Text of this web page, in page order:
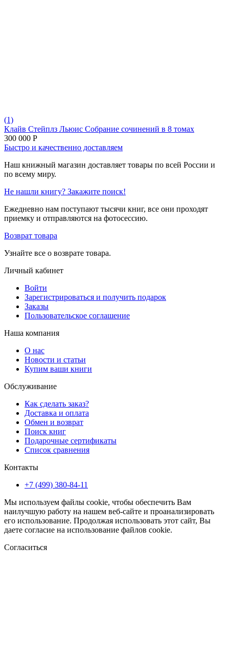
(1)
Клайв Стейплз Льюис Собрание сочинений в 8 томах
300 000 Р
Быстро и качественно доставляем
Наш книжный магазин доставляет товары по всей России и
по всему миру.
Не нашли книгу? Закажите поиск!
Ежедневно нам поступают тысячи книг, все они проходят
приемку и отправляются на фотосессию.
Возврат товара
Узнайте все о возврате товара.
Личный кабинет
Войти
Зарегистрироваться и получить подарок
Заказы
Пользовательское соглашение
Наша компания
О нас
Новости и статьи
Купим ваши книги
Обслуживание
Как сделать заказ?
Доставка и оплата
Обмен и возврат
Поиск книг
Подарочные сертификаты
Список сравнения
Контакты
+7 (499) 380-84-11
Мы используем файлы cookie, чтобы обеспечить Вам
наилучшую работу на нашем веб-сайте и проанализировать
его использование. Продолжая использовать этот сайт, Вы
даете согласие на использование файлов cookie.
Согласиться